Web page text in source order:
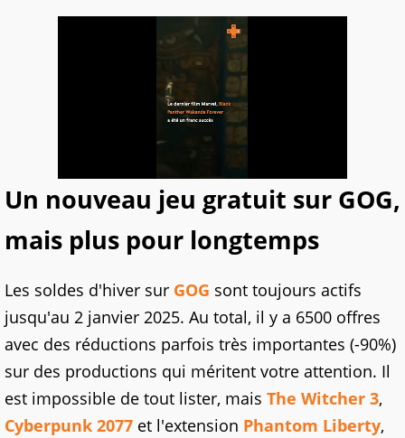
Un nouveau jeu gratuit sur GOG,
mais plus pour longtemps
Les soldes d'hiver sur GOG sont toujours actifs
jusqu'au 2 janvier 2025. Au total, il y a 6500 offres
avec des réductions parfois très importantes (-90%)
sur des productions qui méritent votre attention. Il
est impossible de tout lister, mais The Witcher 3,
Cyberpunk 2077 et l'extension Phantom Liberty,